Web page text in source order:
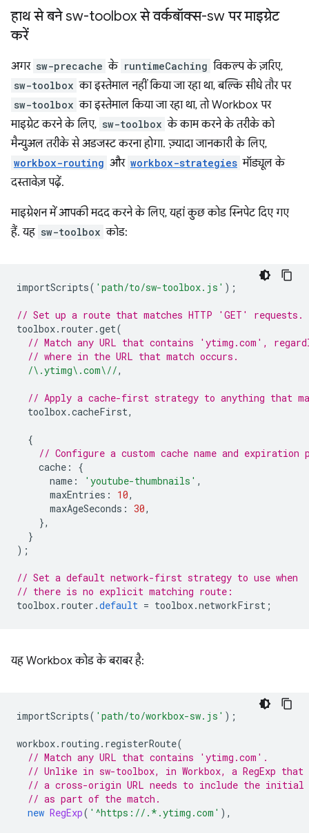
हाथ से बने sw-toolbox से वर्कबॉक्स-sw पर माइग्रेट
करें
अगर sw-precache के runtimeCaching विकल्प के ज़रिए,
sw-toolbox का इस्तेमाल नहीं किया जा रहा था, बल्कि सीधे तौर पर
sw-toolbox का इस्तेमाल किया जा रहा था, तो Workbox पर
माइग्रेट करने के लिए, sw-toolbox के काम करने के तरीके को
मैन्युअल तरीके से अडजस्ट करना होगा. ज़्यादा जानकारी के लिए,
workbox-routing और workbox-strategies मॉड्यूल के
दस्तावेज़ पढ़ें.
माइग्रेशन में आपकी मदद करने के लिए, यहां कुछ कोड स्निपेट दिए गए
हैं. यह sw-toolbox कोड:
importScripts( 'path/to/sw-toolbox.js' );
// Set up a route that matches HTTP 'GET' requests.
toolbox. router .get(
// Match any URL that contains 'ytimg.com',
// where in the URL that match occurs.
/\.ytimg\.com\//,
// Apply a cache-first strategy to anything that
toolbox.cacheFirst,
{
// Configure a custom cache name and expiration
cache :
{
name : 'youtube-thumbnails' ,
maxEntries : 10,
maxAgeSeconds : 30,
},
}
);
// Set a default network-first strategy to use when
// there is no explicit matching route:
toolbox. router .default = toolbox.networkFirst ;
यह Workbox कोड के बराबर है:
importScripts( 'path/to/workbox-sw.js' );
workbox. routing . registerRoute(
// Match any URL that contains 'ytimg.com'.
// Unlike in sw-toolbox, in Workbox, a RegExp that
// a cross-origin URL needs to include the
// as part of the match.
new RegExp( '^https://.*.ytimg.com' ),